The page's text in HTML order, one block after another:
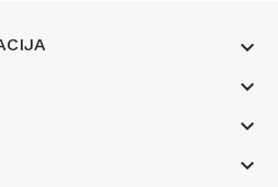



